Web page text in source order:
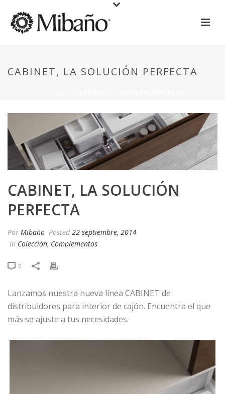
CABINET, LA SOLUCIÓN PERFECTA
CABINET, LA SOLUCIÓN
PERFECTA
Por Mibaño Posted 22 septiembre, 2014
In Colección, Complementos
0
Lanzamos nuestra nueva línea CABINET de
distribuidores para interior de cajón. Encuentra el que
más se ajuste a tus necesidades.